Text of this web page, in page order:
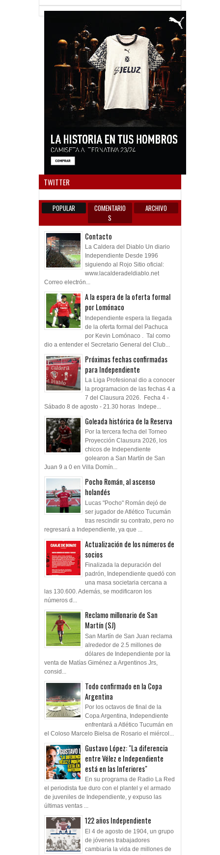
TWITTER
POPULAR
COMENTARIO
S
ARCHIVO
Contacto
La Caldera del Diablo Un diario
Independiente Desde 1996
siguiendo al Rojo Sitio oficial:
www.lacalderadeldiablo.net
Correo electrón...
A la espera de la oferta formal
por Lomónaco
Independiente espera la llegada
de la oferta formal del Pachuca
por Kevin Lomónaco . Tal como
dio a entender el Secretario General del Club...
Próximas fechas confirmadas
para Independiente
La Liga Profesional dio a conocer
la programacion de las fechas 4 a
7 del Clausura 2026. Fecha 4 -
Sábado 8 de agosto - 21.30 horas Indepe...
Goleada histórica de la Reserva
Por la tercera fecha del Torneo
Proyección Clausura 2026, los
chicos de Independiente
golearon a San Martín de San
Juan 9 a 0 en Villa Domín...
Pocho Román, al ascenso
holandés
Lucas "Pocho" Román dejó de
ser jugador de Atlético Tucumán
tras rescindir su contrato, pero no
regresará a Independiente, ya que ...
Actualización de los números de
socios
Finalizada la depuración del
padrón, Independiente quedó con
una masa societaria cercana a
las 130.600. Además, se modificaron los
números d...
Reclamo millonario de San
Martín (SJ)
San Martín de San Juan reclama
alrededor de 2.5 millones de
dólares de Independiente por la
venta de Matías Giménez a Argentinos Jrs,
consid...
Todo confirmado en la Copa
Argentina
Por los octavos de final de la
Copa Argentina, Independiente
enfrentará a Atlético Tucumán en
el Coloso Marcelo Bielsa de Rosario el miércol...
Gustavo López: "La diferencia
entre Vélez e Independiente
está en las Inferiores"
En su programa de Radio La Red
el periodista fue duro con el plantel y el armado
de juveniles de Independiente, y expuso las
últimas ventas ...
122 años Independiente
El 4 de agosto de 1904, un grupo
de jóvenes trabajadores
cambiaría la vida de millones de